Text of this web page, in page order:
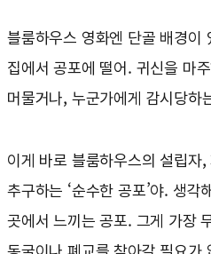
블룸하우스 영화엔 단골 배경이
집에서 공포에 떨어. 귀신을 마
머물거나, 누군가에게 감시당하
이게 바로 블룸하우스의 설립자,
추구하는 ‘순수한 공포’야. 생각
곳에서 느끼는 공포. 그게 가장